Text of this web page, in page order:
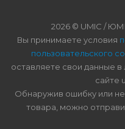
2026 © UMIC /
Вы принимаете условия
пользовательского
оставляете свои данные
сайте
Обнаружив ошибку или
товара, можно